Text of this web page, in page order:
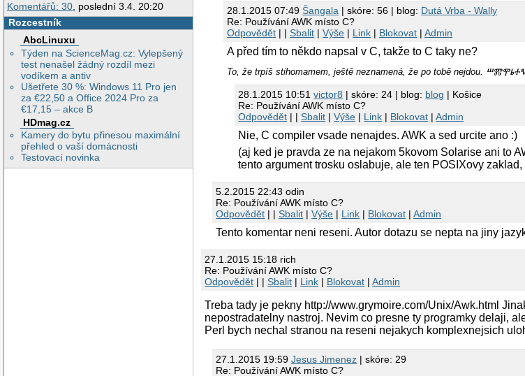
Komentářů: 30, poslední 3.4. 20:20
Rozcestník
AbcLinuxu
Týden na ScienceMag.cz: Vylepšený
test nenašel žádný rozdíl mezi
vodíkem a antiv
Ušetřete 30 %: Windows 11 Pro jen
za €22,50 a Office 2024 Pro za
€17,15 – akce B
HDmag.cz
Kamery do bytu přinesou maximální
přehled o vaší domácnosti
Testovací novinka
28.1.2015 07:49Šangala | skóre: 56 | blog: Dutá Vrba - Wally
Re: Používání AWK místo C?
Odpovědět | |Sbalit |Výše | Link | Blokovat |Admin
A před tím to někdo napsal v C, takže to C taky ne?
To, že trpíš stihomamem, ještě neznamená, že po tobě nejdou.
28.1.2015 10:51victor8 | skóre: 24 | blog: blog | Košice
Re: Používání AWK místo C?
Odpovědět | |Sbalit |Výše | Link | Blokovat |Admin
Nie, C compiler vsade nenajdes. AWK a sed urcite ano :)
(aj ked je pravda ze na nejakom 5kovom Solarise ani to
tento argument trosku oslabuje, ale ten POSIXovy zaklad,
5.2.2015 22:43 odin
Re: Používání AWK místo C?
Odpovědět | |Sbalit |Výše | Link | Blokovat |Admin
Tento komentar neni reseni. Autor dotazu se nepta na jiny
27.1.2015 15:18 rich
Re: Používání AWK místo C?
Odpovědět | |Sbalit | Link | Blokovat |Admin
Treba tady je pekny http://www.grymoire.com/Unix/Awk.html
nepostradatelny nastroj. Nevim co presne ty programky delaji,
Perl bych nechal stranou na reseni nejakych komplexnejsich
27.1.2015 19:59Jesus Jimenez | skóre: 29
Re: Používání AWK místo C?